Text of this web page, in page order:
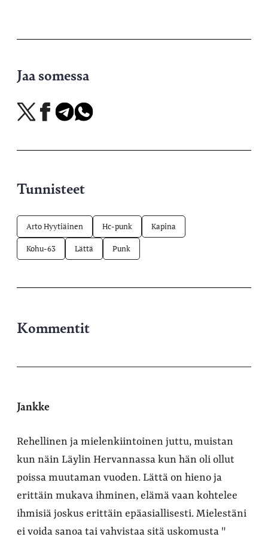
Jaa somessa
Jaa
X-
Jaa
Facebookissa
Jaa
Telegramissa
Jaa
WhatsAppissa
Tunnisteet
Arto Hyytiäinen Hc-punk Kapina
Kohu-63 Lättä Punk
Kommentit
Jankke
Rehellinen ja mielenkiintoinen juttu, muistan
kun näin Läylin Hervannassa kun hän oli ollut
poissa muutaman vuoden. Lättä on hieno ja
erittäin mukava ihminen, elämä vaan kohtelee
ihmisiä joskus erittäin epäasiallisesti. Mielestäni
ei voida sanoa tai vahvistaa sitä uskomusta "